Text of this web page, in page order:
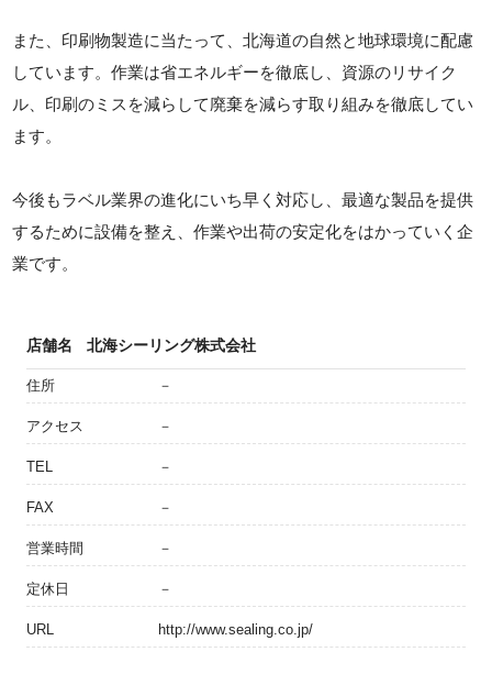
また、印刷物製造に当たって、北海道の自然と地球環境に配慮
しています。作業は省エネルギーを徹底し、資源のリサイク
ル、印刷のミスを減らして廃棄を減らす取り組みを徹底してい
ます。
今後もラベル業界の進化にいち早く対応し、最適な製品を提供
するために設備を整え、作業や出荷の安定化をはかっていく企
業です。
店舗名 北海シーリング株式会社
住所 －
アクセス －
TEL －
FAX －
営業時間 －
定休日 －
URL http://www.sealing.co.jp/